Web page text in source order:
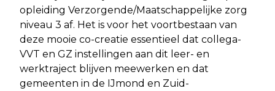
opleiding Verzorgende/Maatschappelijke zorg
niveau 3 af. Het is voor het voortbestaan van
deze mooie co-creatie essentieel dat collega-
VVT en GZ instellingen aan dit leer- en
werktraject blijven meewerken en dat
gemeenten in de IJmond en Zuid-